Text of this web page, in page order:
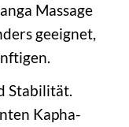
Massage
geeignet,
Stabilität.
Kapha-